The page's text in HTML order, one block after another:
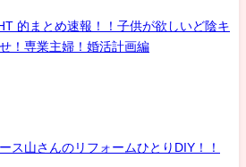
的まとめ速報！！子供が欲しいど陰キ
！専業主婦！婚活計画編
ス山さんのリフォームひとりDIY！！